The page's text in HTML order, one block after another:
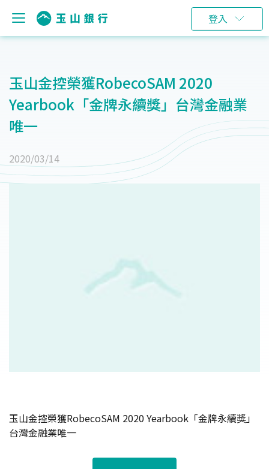
登入
玉山金控榮獲RobecoSAM 2020
Yearbook「金牌永續獎」台灣金融業
唯一
2020/03/14
玉山金控榮獲RobecoSAM 2020 Yearbook「金牌永續獎」
台灣金融業唯一